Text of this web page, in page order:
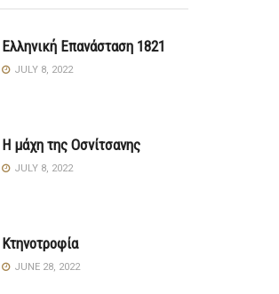
Ελληνική Επανάσταση 1821
JULY 8, 2022
Η μάχη της Οσνίτσανης
JULY 8, 2022
Κτηνοτροφία
JUNE 28, 2022